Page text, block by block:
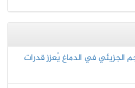
الجزيئي في الدماغ يُعزز قدرات